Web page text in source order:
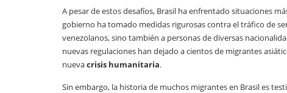
A pesar de estos desafíos, Brasil ha enfrentado situaciones
gobierno ha tomado medidas rigurosas contra el tráfico de
venezolanos, sino también a personas de diversas
nuevas regulaciones han dejado a cientos de migrantes
nuevacrisis humanitaria.
Sin embargo, la historia de muchos migrantes en Brasil es